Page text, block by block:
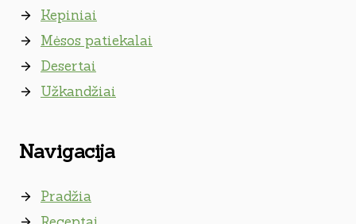
Kepiniai
Mėsos patiekalai
Desertai
Užkandžiai
Navigacija
Pradžia